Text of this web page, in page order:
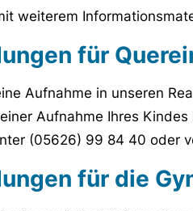
weiterem
für
Aufnahme in unseren
Aufnahme Ihres
(05626) 99 84 40 oder
für die